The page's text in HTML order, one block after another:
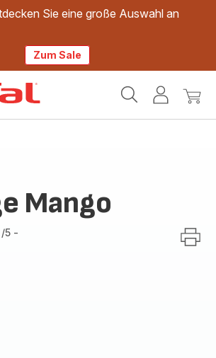
Sie eine große Auswahl an
Zum Sale
Mein
Mein
Mango
/5 -